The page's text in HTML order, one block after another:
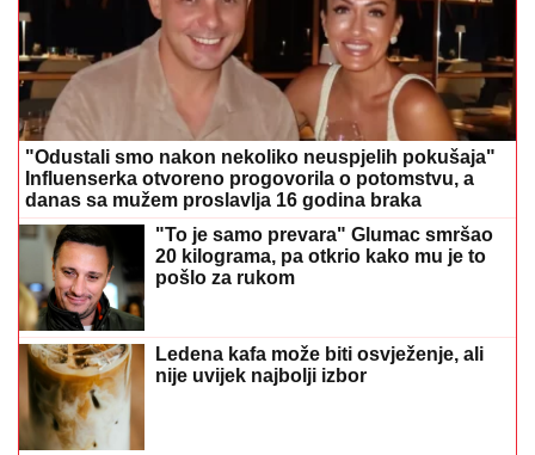
"Odustali smo nakon nekoliko neuspjelih pokušaja"
Influenserka otvoreno progovorila o potomstvu, a
danas sa mužem proslavlja 16 godina braka
"To je samo prevara" Glumac smršao
20 kilograma, pa otkrio kako mu je to
pošlo za rukom
Ledena kafa može biti osvježenje, ali
nije uvijek najbolji izbor